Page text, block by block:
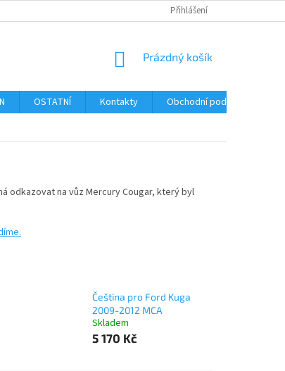
FORMULÁŘ PRO UPLATNĚNÍ REKLAMACE
Přihlášení
NÁKUPNÍ
Prázdný košík
OSTATNÍ Kontakty Obchodní podmínky
odkazovat na vůz Mercury Cougar, který byl
Čeština pro Ford Kuga
2009-2012 MCA
Skladem
5 170 Kč